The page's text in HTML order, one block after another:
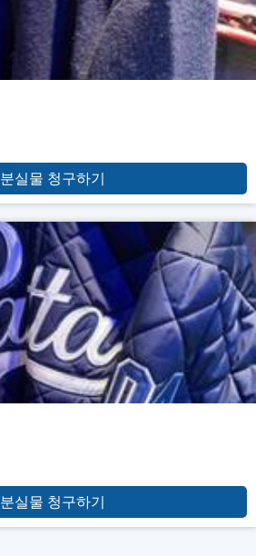
분실물 청구하기
분실물 청구하기